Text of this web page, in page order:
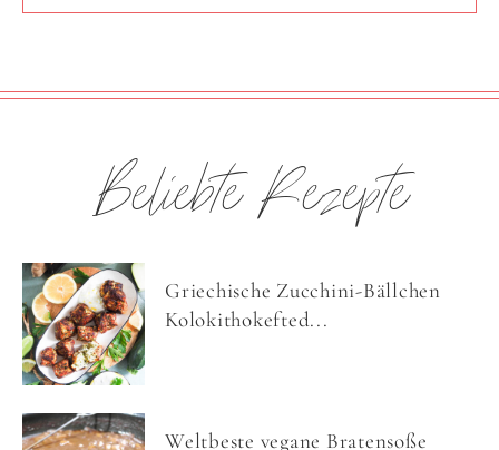
Beliebte Rezepte
Griechische Zucchini-Bällchen
Kolokithokefted...
Weltbeste vegane Bratensoße